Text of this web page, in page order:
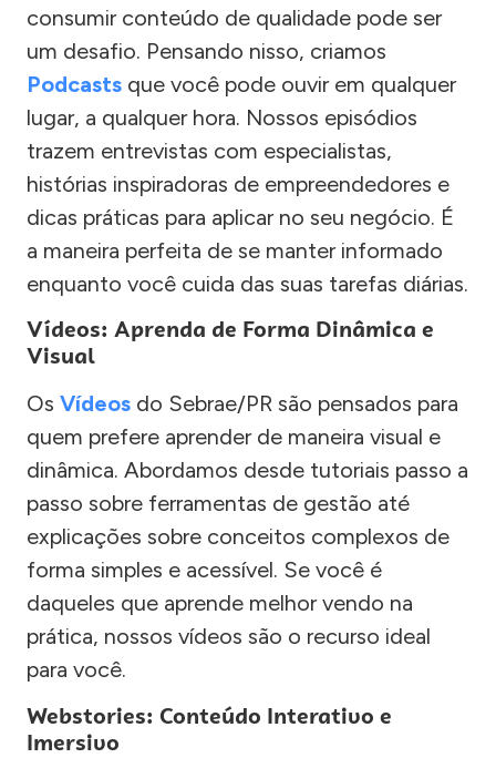
consumir conteúdo de qualidade pode ser
um desafio. Pensando nisso, criamos
Podcasts que você pode ouvir em qualquer
lugar, a qualquer hora. Nossos episódios
trazem entrevistas com especialistas,
histórias inspiradoras de empreendedores e
dicas práticas para aplicar no seu negócio. É
a maneira perfeita de se manter informado
enquanto você cuida das suas tarefas diárias.
Vídeos: Aprenda de Forma Dinâmica e
Visual
Os Vídeos do Sebrae/PR são pensados para
quem prefere aprender de maneira visual e
dinâmica. Abordamos desde tutoriais passo a
passo sobre ferramentas de gestão até
explicações sobre conceitos complexos de
forma simples e acessível. Se você é
daqueles que aprende melhor vendo na
prática, nossos vídeos são o recurso ideal
para você.
Webstories: Conteúdo Interativo e
Imersivo